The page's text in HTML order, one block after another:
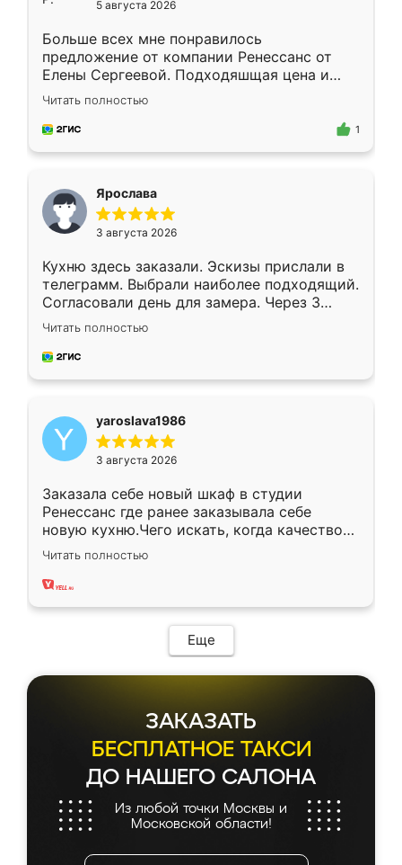
5 августа 2026
Больше всех мне понравилось
предложение от компании Ренессанс от
Елены Сергеевой. Подходяшщая цена и
короткие сроки изготовления. Приехавший
для замера сотрудник Владислав
предложил по моему эскизу самый
Читать полностью
1
Ярослава
3 августа 2026
Кухню здесь заказали. Эскизы прислали в
телеграмм. Выбрали наиболее подходящий.
Согласовали день для замера. Через 3
недели кухня была уже готова. Остались
довольны работой. Спасибо Ренессанс
мебель за качественную работу!
Читать полностью
yaroslava1986
3 августа 2026
Заказала себе новый шкаф в студии
Ренессанс где ранее заказывала себе
новую кухню.Чего искать, когда качеством
вполне довольна. Служит кухня уже почти
два года, нареканий нет.
Читать полностью
Еще
ЗАКАЗАТЬ
БЕСПЛАТНОЕ ТАКСИ
ДО НАШЕГО САЛОНА
Из любой точки Москвы и
Московской области!